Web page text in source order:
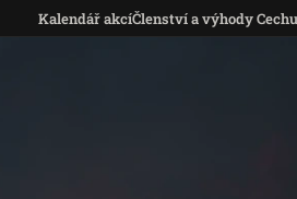
Kalendář akcíČlenství a výhody Cechu